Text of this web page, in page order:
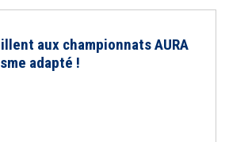
aux championnats AURA
adapté !